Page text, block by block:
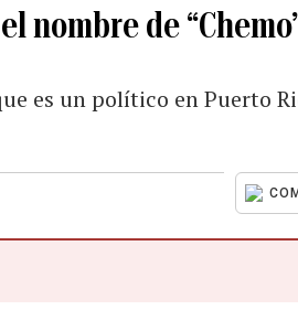
nombre de
es un político en Puerto